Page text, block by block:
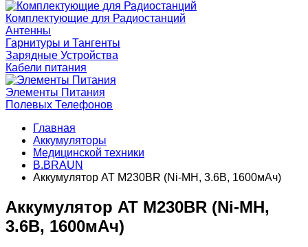
Комплектующие для Радиостанций
Антенны
Гарнитуры и Тангенты
Зарядные Устройства
Кабели питания
Элементы Питания
Полевых Телефонов
Главная
Аккумуляторы
Медицинской техники
B.BRAUN
Аккумулятор AT M230BR (Ni-MH, 3.6В, 1600мАч)
Аккумулятор AT M230BR (Ni-MH,
3.6В, 1600мАч)